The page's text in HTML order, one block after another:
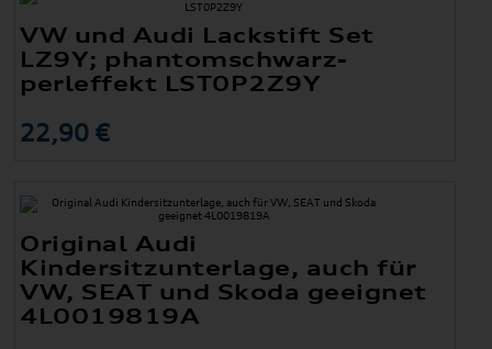
VW und Audi Lackstift Set
LZ9Y; phantomschwarz-
perleffekt LST0P2Z9Y
22,90 €
Original Audi
Kindersitzunterlage, auch für
VW, SEAT und Skoda geeignet
4L0019819A